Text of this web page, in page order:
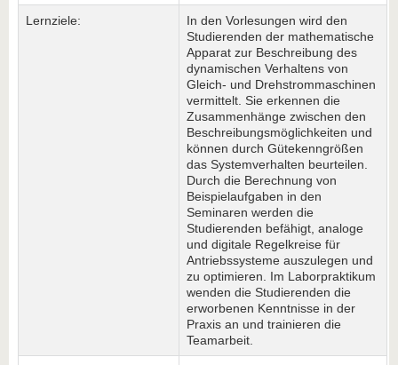
Lernziele:
In den Vorlesungen wird den
Studierenden der mathematische
Apparat zur Beschreibung des
dynamischen Verhaltens von
Gleich- und Drehstrommaschinen
vermittelt. Sie erkennen die
Zusammenhänge zwischen den
Beschreibungsmöglichkeiten und
können durch Gütekenngrößen
das Systemverhalten beurteilen.
Durch die Berechnung von
Beispielaufgaben in den
Seminaren werden die
Studierenden befähigt, analoge
und digitale Regelkreise für
Antriebssysteme auszulegen und
zu optimieren. Im Laborpraktikum
wenden die Studierenden die
erworbenen Kenntnisse in der
Praxis an und trainieren die
Teamarbeit.